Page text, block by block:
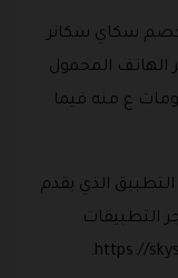
خصم سكاي سكانر
الهاتف المحمول
ع منه فيما
التطبيق الذي يقدم
التطبيقات
https://